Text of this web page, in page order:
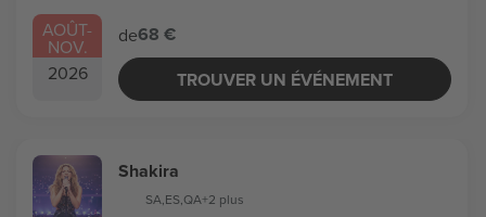
AOÛT-
NOV.
2026
de68 €
TROUVER UN ÉVÉNEMENT
Shakira
SA,ES,QA+2 plus